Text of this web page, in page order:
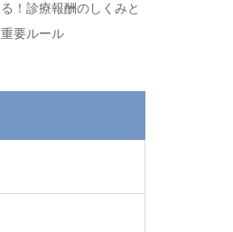
る！診療報酬のしくみと
重要ルール